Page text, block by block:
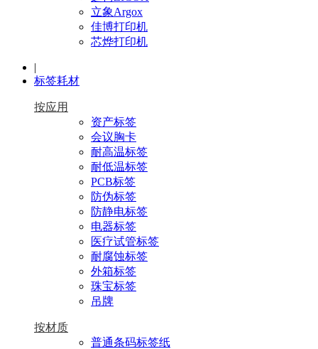
立象Argox
佳博打印机
芯烨打印机
|
标签耗材
按应用
资产标签
会议胸卡
耐高温标签
耐低温标签
PCB标签
防伪标签
防静电标签
电器标签
医疗试管标签
耐腐蚀标签
外箱标签
珠宝标签
吊牌
按材质
普通条码标签纸